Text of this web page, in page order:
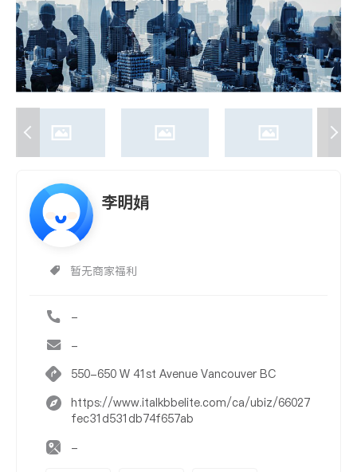
建筑装修
李明娟
暂无商家福利
-
-
550-650 W 41st Avenue Vancouver BC
https://www.italkbbelite.com/ca/ubiz/66027
fec31d531db74f657ab
-